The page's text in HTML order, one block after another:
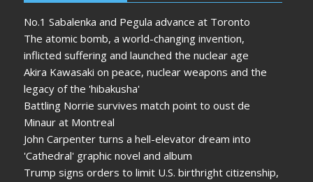
No.1 Sabalenka and Pegula advance at Toronto
The atomic bomb, a world-changing invention,
inflicted suffering and launched the nuclear age
Akira Kawasaki on peace, nuclear weapons and the
legacy of the 'hibakusha'
Battling Norrie survives match point to oust de
Minaur at Montreal
John Carpenter turns a hell-elevator dream into
'Cathedral' graphic novel and album
Trump signs orders to limit U.S. birthright citizenship,